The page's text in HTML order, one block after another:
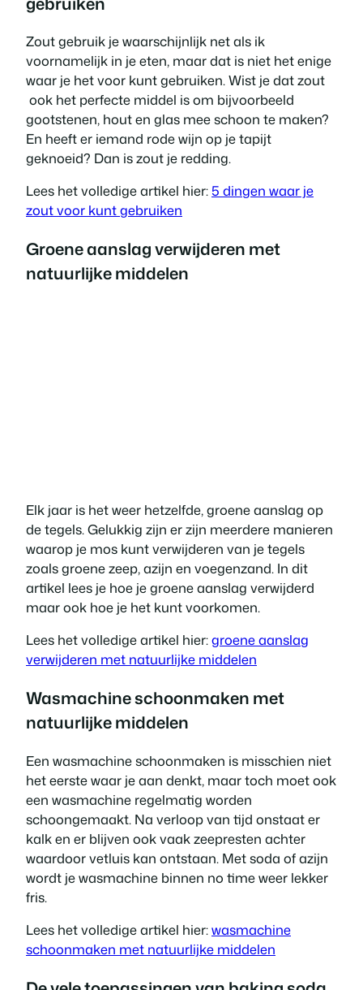
Zout gebruik je waarschijnlijk net als ik
voornamelijk in je eten, maar dat is niet het enige
waar je het voor kunt gebruiken. Wist je dat zout
ook het perfecte middel is om bijvoorbeeld
gootstenen, hout en glas mee schoon te maken?
En heeft er iemand rode wijn op je tapijt
geknoeid? Dan is zout je redding.
Lees het volledige artikel hier: 5 dingen waar je
zout voor kunt gebruiken
Groene aanslag verwijderen met
natuurlijke middelen
Elk jaar is het weer hetzelfde, groene aanslag op
de tegels. Gelukkig zijn er zijn meerdere manieren
waarop je mos kunt verwijderen van je tegels
zoals groene zeep, azijn en voegenzand. In dit
artikel lees je hoe je groene aanslag verwijderd
maar ook hoe je het kunt voorkomen.
Lees het volledige artikel hier:groene aanslag
verwijderen met natuurlijke middelen
Wasmachine schoonmaken met
natuurlijke middelen
Een wasmachine schoonmaken is misschien niet
het eerste waar je aan denkt, maar toch moet ook
een wasmachine regelmatig worden
schoongemaakt. Na verloop van tijd onstaat er
kalk en er blijven ook vaak zeepresten achter
waardoor vetluis kan ontstaan. Met soda of azijn
wordt je wasmachine binnen no time weer lekker
fris.
Lees het volledige artikel hier:wasmachine
schoonmaken met natuurlijke middelen